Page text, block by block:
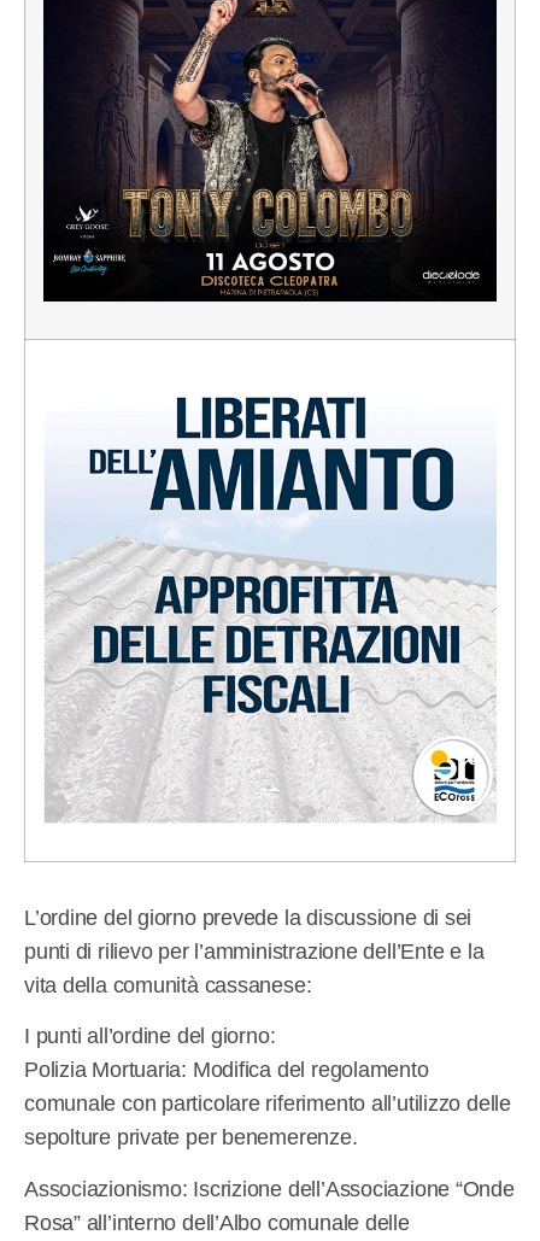
L’ordine del giorno prevede la discussione di sei
punti di rilievo per l’amministrazione dell’Ente e la
vita della comunità cassanese:
I punti all’ordine del giorno:
Polizia Mortuaria: Modifica del regolamento
comunale con particolare riferimento all’utilizzo delle
sepolture private per benemerenze.
Associazionismo: Iscrizione dell’Associazione “Onde
Rosa” all’interno dell’Albo comunale delle